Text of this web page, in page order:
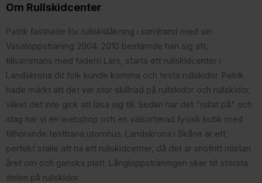
Om Rullskidcenter
Patrik fastnade för rullskidåkning i samband med sin
Vasaloppsträning 2004. 2010 bestämde han sig att,
tillsammans med fadern Lars, starta ett rullskidcenter i
Landskrona dit folk kunde komma och testa rullskidor. Patrik
hade märkt att det var stor skillnad på rullskidor och rullskidor,
vilket det inte gick att läsa sig till. Sedan har det "rullat på" och
idag har vi en webshop och en välsorterad fysisk butik med
tillhörande testbana utomhus. Landskrona i Skåne är ett
perfekt ställe att ha ett rullskidcenter, då det är snöfritt nästan
året om och ganska platt. Långloppsträningen sker till största
delen på rullskidor.